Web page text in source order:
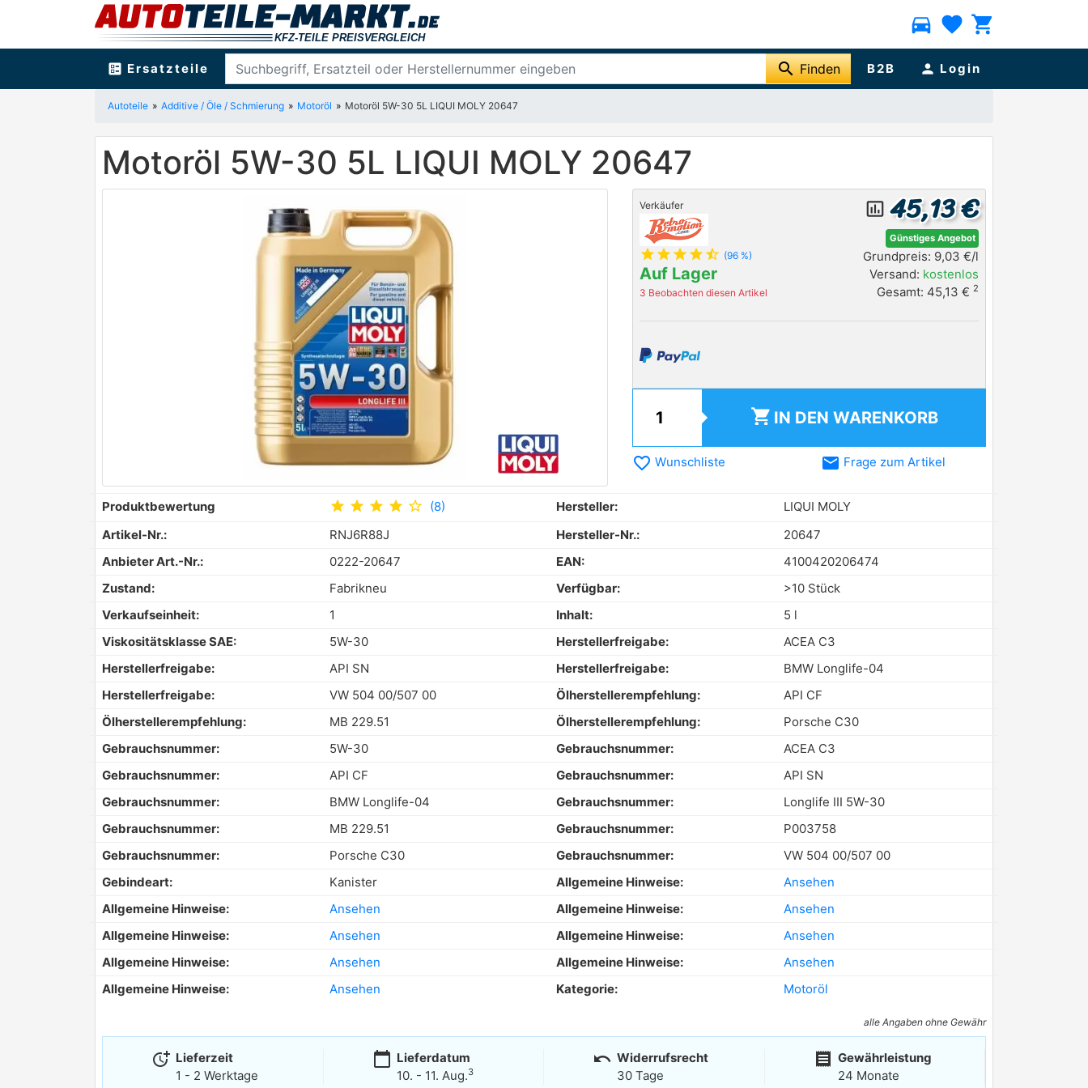
directions_car favorite shopping_cart
ballot Ersatzteile search Finden B2B person Login
Autoteile Additive / Öle / Schmierung Motoröl Motoröl 5W-30 5L LIQUI MOLY 20647
Motoröl 5W-30 5L LIQUI MOLY 20647
Verkäufer
star star star star star_half (96 %)
Auf Lager
3 Beobachten diesen Artikel
insert_chart_outlined 45,13 €
Günstiges Angebot
Grundpreis: 9,03 €/l
Versand: kostenlos
Gesamt: 45,13 € 2
shopping_cart IN DEN WARENKORB
favorite_border Wunschliste email Frage zum Artikel
Produktbewertung star star star star star_outline (8) Hersteller:
LIQUI MOLY
Artikel-Nr.:
RNJ6R88J Hersteller-Nr.:
20647
Anbieter Art.-Nr.:
0222-20647 EAN:
4100420206474
Zustand:
Fabrikneu Verfügbar:
>10 Stück
Verkaufseinheit:
1 Inhalt:
5 l
Viskositätsklasse SAE:
5W-30 Herstellerfreigabe:
ACEA C3
Herstellerfreigabe:
API SN Herstellerfreigabe:
BMW Longlife-04
Herstellerfreigabe:
VW 504 00/507 00 Ölherstellerempfehlung:
API CF
Ölherstellerempfehlung:
MB 229.51 Ölherstellerempfehlung:
Porsche C30
Gebrauchsnummer:
5W-30 Gebrauchsnummer:
ACEA C3
Gebrauchsnummer:
API CF Gebrauchsnummer:
API SN
Gebrauchsnummer:
BMW Longlife-04 Gebrauchsnummer:
Longlife III 5W-30
Gebrauchsnummer:
MB 229.51 Gebrauchsnummer:
P003758
Gebrauchsnummer:
Porsche C30 Gebrauchsnummer:
VW 504 00/507 00
Gebindeart:
Kanister Allgemeine Hinweise:
Ansehen
Allgemeine Hinweise:
Ansehen Allgemeine Hinweise:
Ansehen
Allgemeine Hinweise:
Ansehen Allgemeine Hinweise:
Ansehen
Allgemeine Hinweise:
Ansehen Allgemeine Hinweise:
Ansehen
Allgemeine Hinweise:
Ansehen Kategorie: Motoröl
alle Angaben ohne Gewähr
more_time Lieferzeit
1 - 2 Werktage
calendar_today Lieferdatum
10. - 11. Aug.3
undo Widerrufsrecht
30 Tage
receipt Gewährleistung
24 Monate